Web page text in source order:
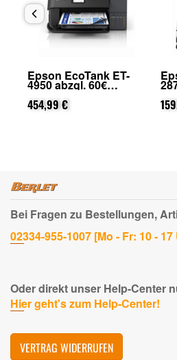
Epson EcoTank ET-
4950 abzgl. 60€
Cashback (von Epson
nach Registrierung)
454,99 €
Bei Fragen zu Bestellungen,
02334-955-1007 [Mo - Fr: 10 -
Oder direkt unser Help-Center
Hier geht's zum Help-Center!
VERTRAG WIDERRUFEN